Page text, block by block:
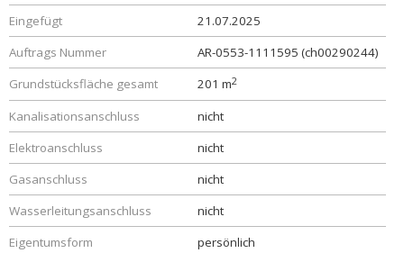
Eingefügt
21.07.2025
Auftrags Nummer
AR-0553-1111595 (ch00290244)
Grundstücksfläche gesamt
201 m2
Kanalisationsanschluss
nicht
Elektroanschluss
nicht
Gasanschluss
nicht
Wasserleitungsanschluss
nicht
Eigentumsform
persönlich